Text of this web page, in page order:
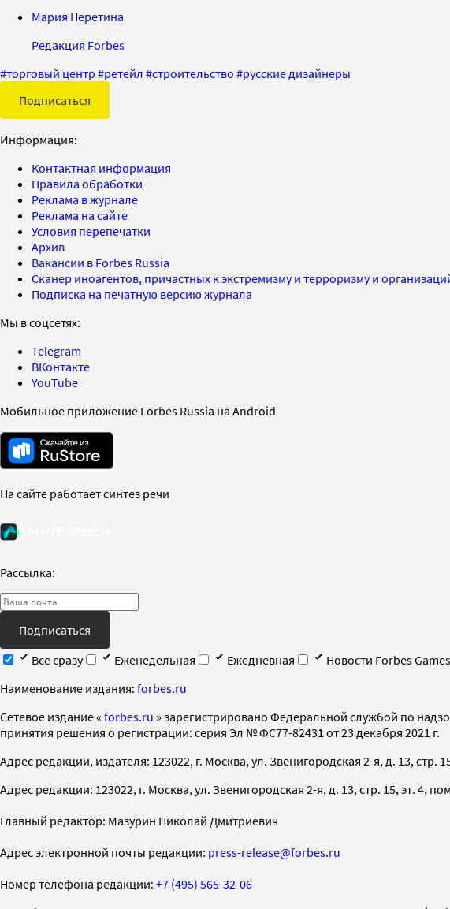
Мария Неретина
Редакция Forbes
#торговый центр #ретейл #строительство #русские дизайнеры
Подписаться
Информация:
Контактная информация
Правила обработки
Реклама в журнале
Реклама на сайте
Условия перепечатки
Архив
Вакансии в Forbes Russia
Сканер иноагентов, причастных к экстремизму и терроризму и
Подписка на печатную версию журнала
Мы в соцсетях:
Telegram
ВКонтакте
YouTube
Мобильное приложение Forbes Russia на Android
На сайте работает синтез речи
Рассылка:
Подписаться
Все сразу
Еженедельная Ежедневная
Новости Forbes Games
Наименование издания: forbes.ru
Cетевое издание « forbes.ru » зарегистрировано Федеральной службой по
принятия решения о регистрации: серия Эл № ФС77-82431 от 23 декабря 2021 г.
Адрес редакции, издателя: 123022, г. Москва, ул. Звенигородская 2-я, д. 13, стр.
Адрес редакции: 123022, г. Москва, ул. Звенигородская 2-я, д. 13, стр. 15, эт. 4,
Главный редактор: Мазурин Николай Дмитриевич
Адрес электронной почты редакции: press-release@forbes.ru
Номер телефона редакции: +7 (495) 565-32-06